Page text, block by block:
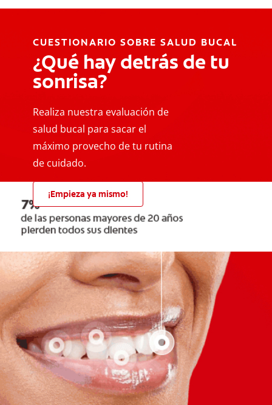
CUESTIONARIO SOBRE SALUD BUCAL
¿Qué hay detrás de tu
sonrisa?
Realiza nuestra evaluación de
salud bucal para sacar el
máximo provecho de tu rutina
de cuidado.
¡Empieza ya mismo!